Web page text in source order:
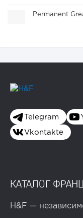
Permanent
Telegram
Vkontakte
КАТАЛОГ
H&F —